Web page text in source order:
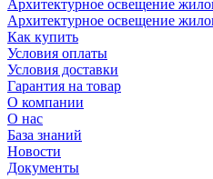
Архитектурное освещение
Архитектурное освещение
Как купить
Условия оплаты
Условия доставки
Гарантия на товар
О компании
О нас
База знаний
Новости
Документы